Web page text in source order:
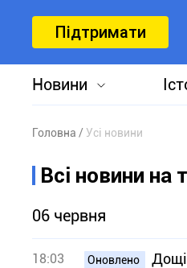
Підтримати
Новини
Головна Усі новини
Всі новини на
06 червня
18:03 Оновлено
Дощі